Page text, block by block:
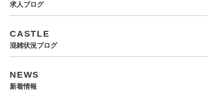
求人ブログ
CASTLE
混雑状況ブログ
NEWS
新着情報